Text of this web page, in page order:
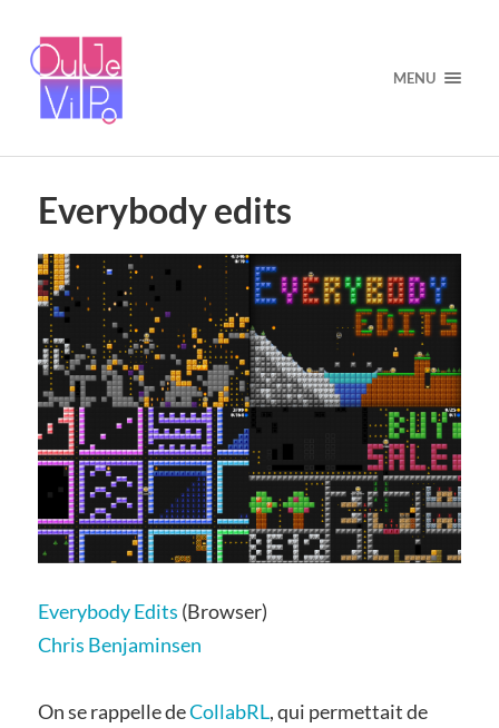
MENU
Everybody edits
Everybody Edits (Browser)
Chris Benjaminsen
On se rappelle deCollabRL, qui permettait de